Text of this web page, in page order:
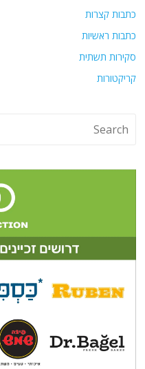
כתבות קצרות
כתבות ראשיות
סקירות תשתית
קריקטורות